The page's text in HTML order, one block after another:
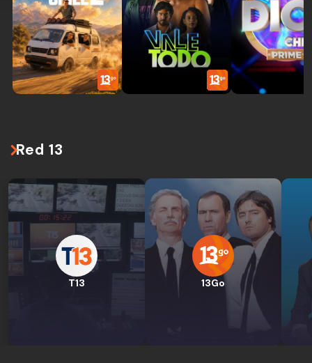
Red 13
T13 13Go